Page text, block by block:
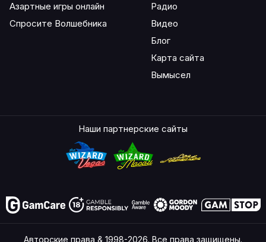
Азартные игры онлайн
Спросите Волшебника
Радио
Видео
Блог
Карта сайта
Вымысел
Наши партнерские сайты
Авторские права & 1998-2026. Все права защищены.